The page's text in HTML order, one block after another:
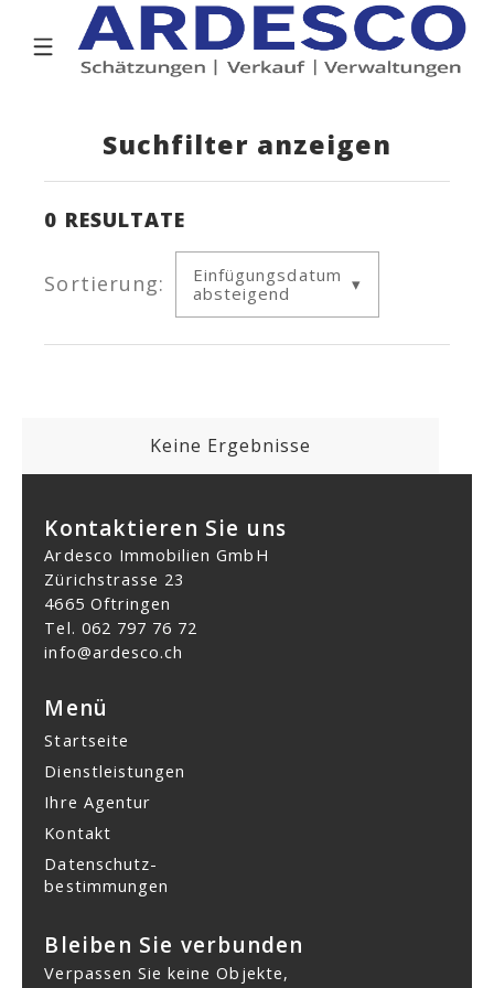
Suchfilter anzeigen
0 RESULTATE
Sortierung:
Einfügungsdatum
absteigend
Keine Ergebnisse
Kontaktieren Sie uns
Ardesco Immobilien GmbH
Zürichstrasse 23
4665 Oftringen
Tel. 062 797 76 72
info@ardesco.ch
Menü
Startseite
Dienstleistungen
Ihre Agentur
Kontakt
Datenschutz­
bestimmungen
Bleiben Sie verbunden
Verpassen Sie keine Objekte,